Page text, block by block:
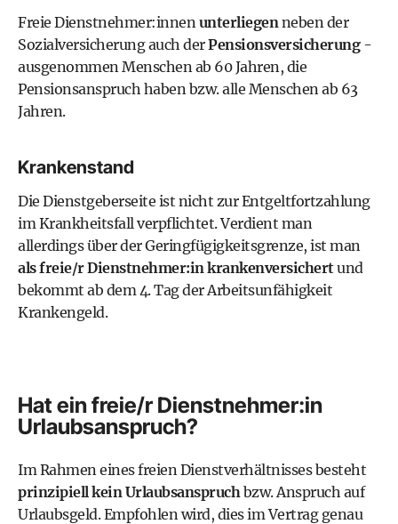
Freie Dienstnehmer:innenunterliegenneben der
Sozialversicherung auch derPensionsversicherung-
ausgenommen Menschen ab 60 Jahren, die
Pensionsanspruch haben bzw. alle Menschen ab 63
Jahren.
Krankenstand
Die Dienstgeberseite ist nicht zur Entgeltfortzahlung
im Krankheitsfall verpflichtet. Verdient man
allerdings über der Geringfügigkeitsgrenze, ist man
als freie/r Dienstnehmer:in krankenversichertund
bekommt ab dem 4. Tag der Arbeitsunfähigkeit
Krankengeld.
Hat ein freie/r Dienstnehmer:in
Urlaubsanspruch?
Im Rahmen eines freien Dienstverhältnisses besteht
prinzipiell kein Urlaubsanspruchbzw. Anspruch auf
Urlaubsgeld. Empfohlen wird, dies im Vertrag genau